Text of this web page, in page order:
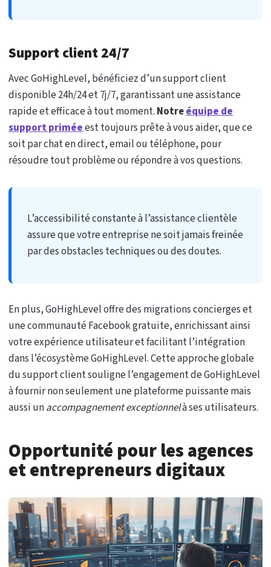
Support client 24/7
Avec GoHighLevel, bénéficiez d’un support client
disponible 24h/24 et 7j/7, garantissant une assistance
rapide et efficace à tout moment. Notreéquipe de
support priméeest toujours prête à vous aider, que ce
soit par chat en direct, email ou téléphone, pour
résoudre tout problème ou répondre à vos questions.
L’accessibilité constante à l’assistance clientèle
assure que votre entreprise ne soit jamais freinée
par des obstacles techniques ou des doutes.
En plus, GoHighLevel offre des migrations concierges et
une communauté Facebook gratuite, enrichissant ainsi
votre expérience utilisateur et facilitant l’intégration
dans l’écosystème GoHighLevel. Cette approche globale
du support client souligne l’engagement de GoHighLevel
à fournir non seulement une plateforme puissante mais
aussi unaccompagnement exceptionnelà ses utilisateurs.
Opportunité pour les agences
et entrepreneurs digitaux